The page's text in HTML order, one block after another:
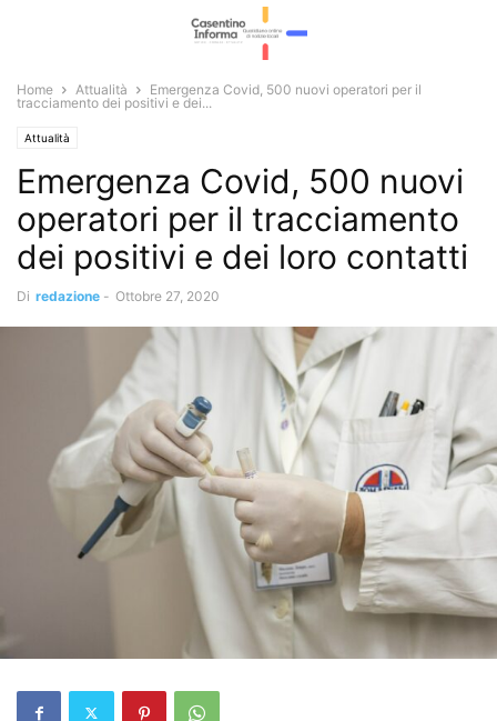
Home Attualità
Emergenza Covid, 500 nuovi operatori per il
tracciamento dei positivi e dei...
Attualità
Emergenza Covid, 500 nuovi
operatori per il tracciamento
dei positivi e dei loro contatti
Di redazione - Ottobre 27, 2020